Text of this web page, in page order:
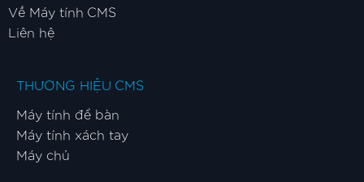
Về Máy tính CMS
Liên hệ
THƯƠNG HIỆU CMS
Máy tính để bàn
Máy tính xách tay
Máy chủ